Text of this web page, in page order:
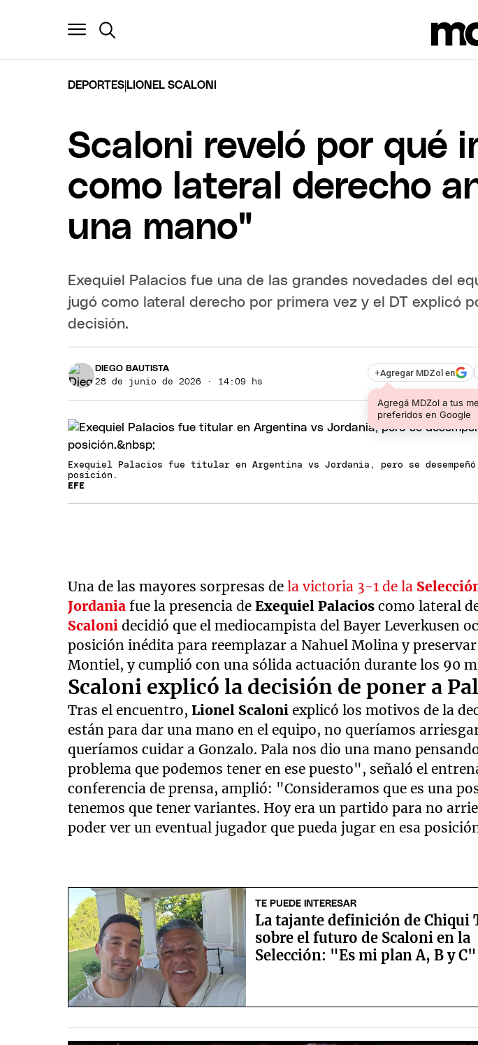
DEPORTES LIONEL SCALONI
Scaloni reveló por qué
como lateral derecho
una mano"
Exequiel Palacios fue una de las grandes novedades del
jugó como lateral derecho por primera vez y el DT explicó
decisión.
DIEGO BAUTISTA
28 de junio de 2026 · 14:09 hs
+Agregar MDZol en
Agregá MDZol a tus
preferidos en Google
Exequiel Palacios fue titular en Argentina vs Jordania, pero se desempeñó
posición.
EFE
Una de las mayores sorpresas dela victoria 3-1 de la
Jordania fue la presencia deExequiel Palacios como lateral
Scaloni decidió que el mediocampista del Bayer Leverkusen
posición inédita para reemplazar a Nahuel Molina y
Montiel, y cumplió con una sólida actuación durante los 90
Scaloni explicó la decisión de poner a
Tras el encuentro,Lionel Scaloniexplicó los motivos de la
están para dar una mano en el equipo, no queríamos
queríamos cuidar a Gonzalo. Pala nos dio una mano
problema que podemos tener en ese puesto", señaló el
conferencia de prensa, amplió: "Consideramos que es una
tenemos que tener variantes. Hoy era un partido para no
poder ver un eventual jugador que pueda jugar en esa
TE PUEDE INTERESAR
La tajante definición de Chiqui
sobre el futuro de Scaloni en la
Selección: "Es mi plan A, B y C"